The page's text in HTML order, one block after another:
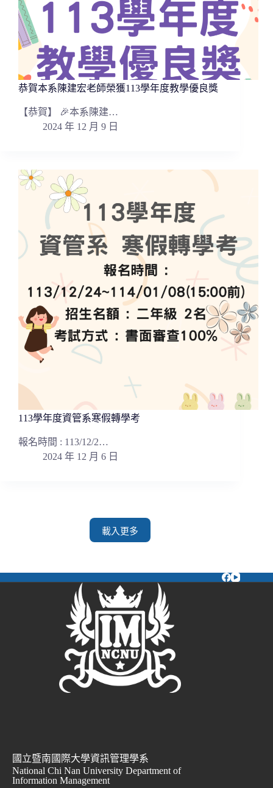
恭賀本系陳建宏老師榮獲113學年度教學優良獎
【恭賀】 🎉本系陳建…
2024 年 12 月 9 日
113學年度資管系寒假轉學考
報名時間 : 113/12/2…
2024 年 12 月 6 日
載入更多
國立暨南國際大學資訊管理學系
National Chi Nan University Department of
Information Management